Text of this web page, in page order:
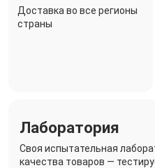
Доставка во все регионы
страны
Лаборатория
Своя испытательная
качества товаров —